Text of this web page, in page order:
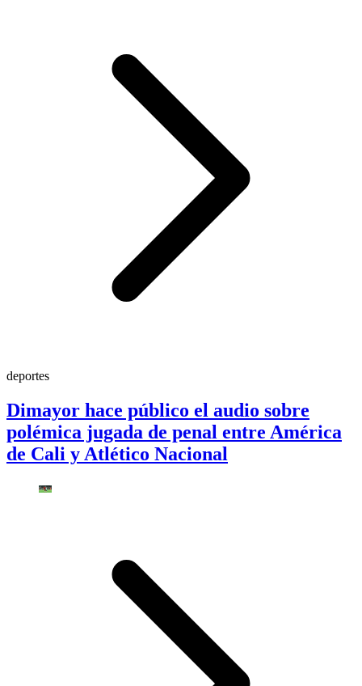
deportes
Dimayor hace público el audio sobre
polémica jugada de penal entre América
de Cali y Atlético Nacional